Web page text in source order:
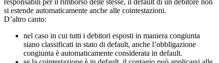
si estende automaticamente anche alle cointestazioni.
D’altro canto:
nel caso in cui tutti i debitori esposti in maniera congiunta
siano classificati in stato di default, anche l’obbligazione
congiunta è automaticamente considerata in default.